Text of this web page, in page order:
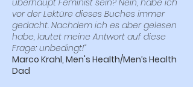
überhaupt Feminist sein? Nein, habe ich
vor der Lektüre dieses Buches immer
gedacht. Nachdem ich es aber gelesen
habe, lautet meine Antwort auf diese
Frage: unbedingt!“
Marco Krahl, Men's Health/Men’s Health
Dad